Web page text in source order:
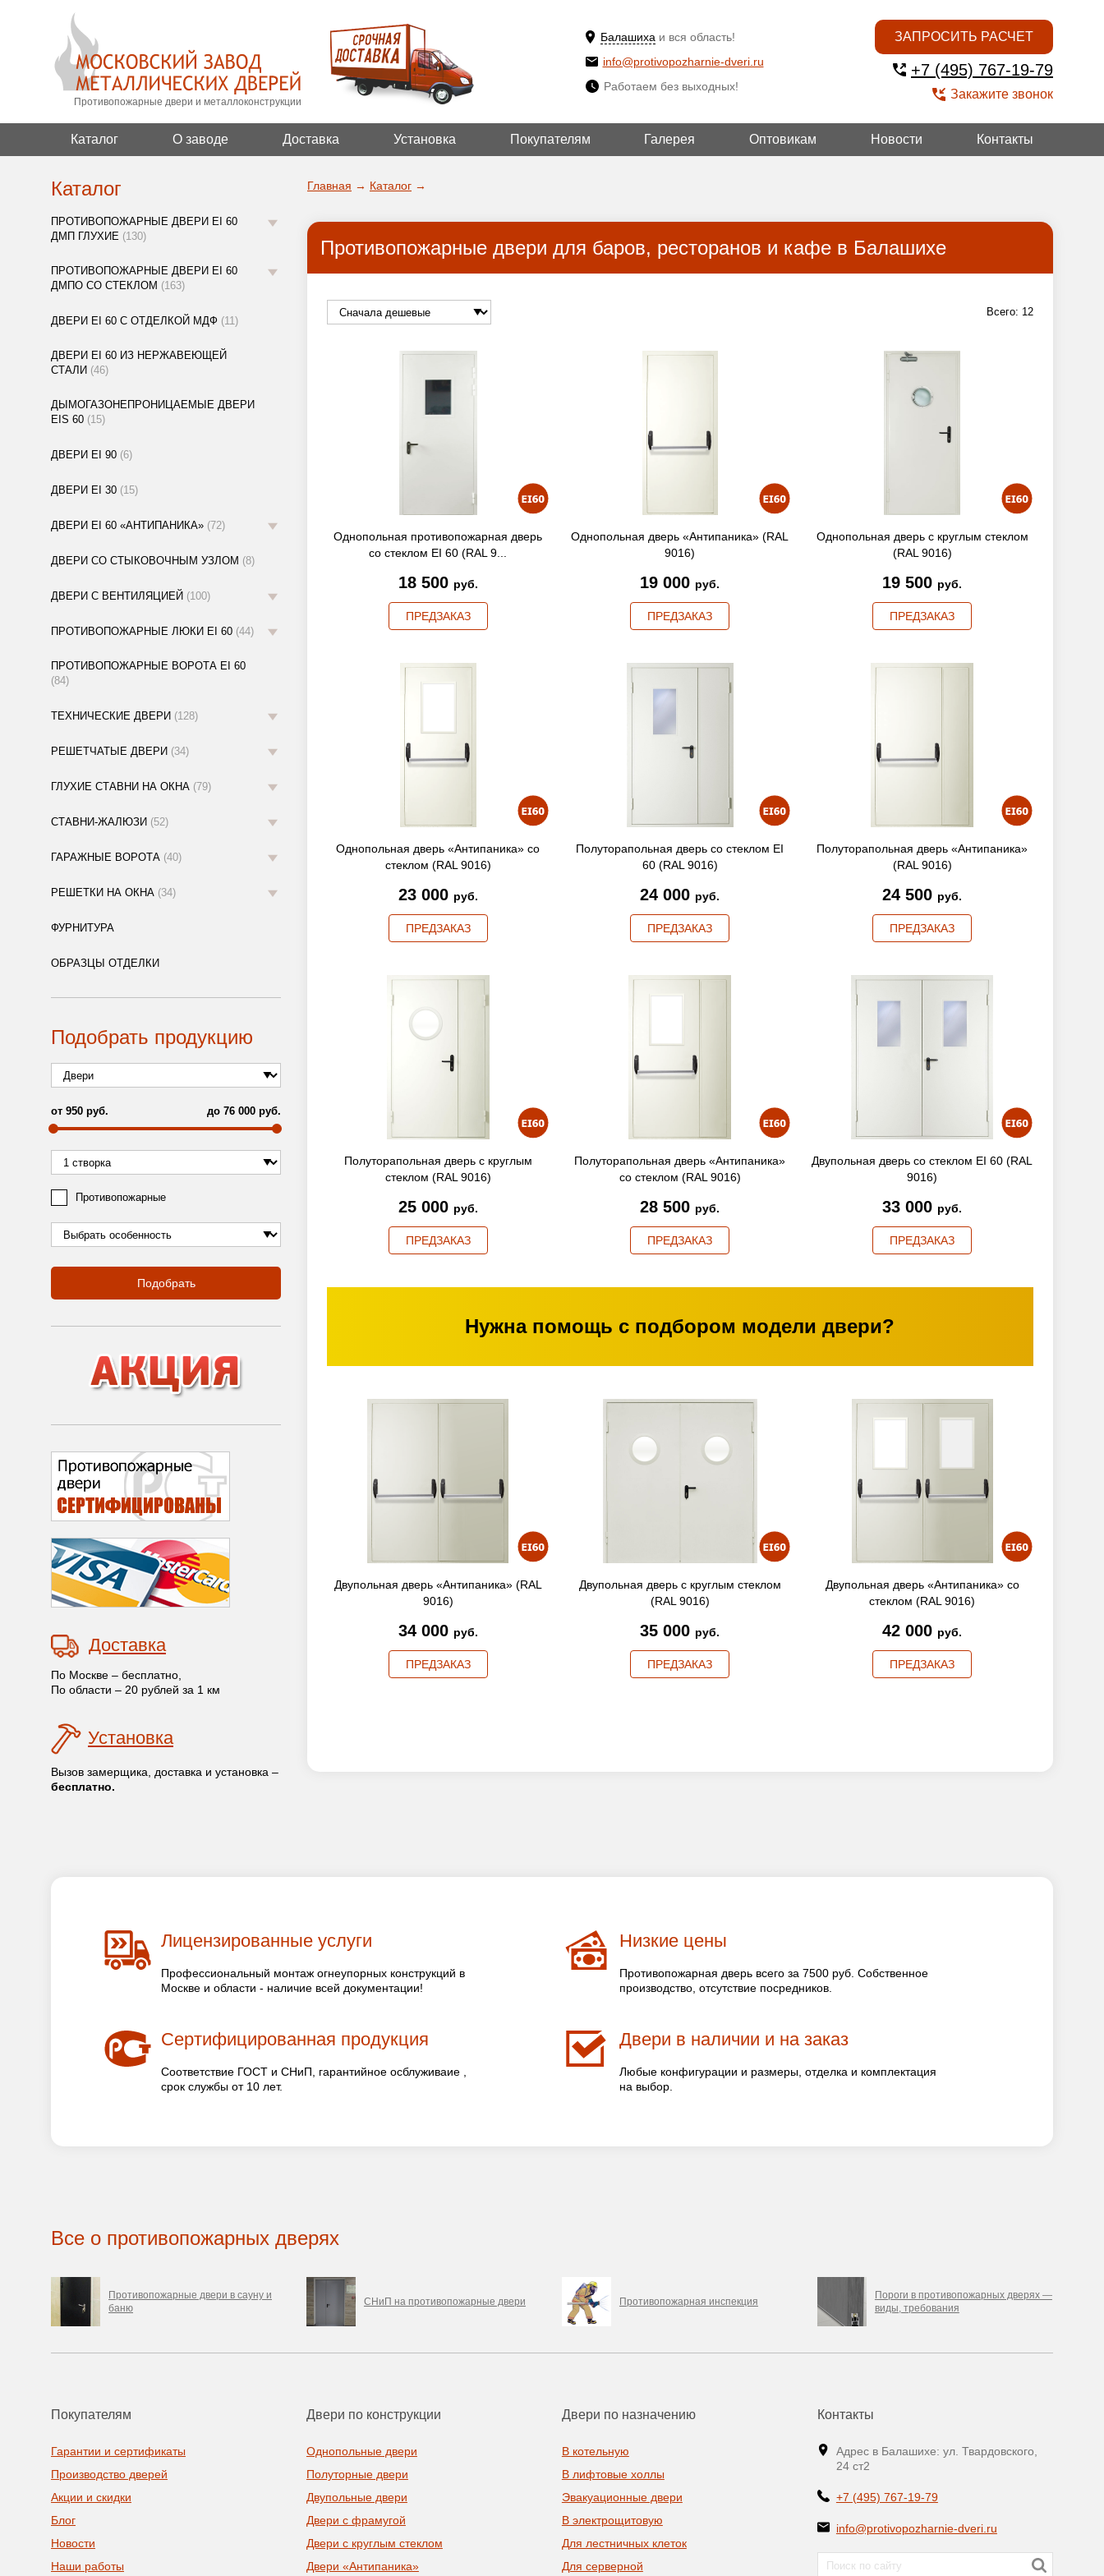
Противопожарные двери и металлоконструкции
Балашиха и вся область!
ДА!
ВЫБРАТЬ ДРУГОЙ
info@protivopozharnie-dveri.ru
Работаем без выходных!
ЗАПРОСИТЬ РАСЧЕТ
+7 (495) 767-19-79
Закажите звонок
Каталог О заводе Доставка Установка Покупателям Галерея Оптовикам Новости Контакты
Каталог
ПРОТИВОПОЖАРНЫЕ ДВЕРИ EI 60
ДМП ГЛУХИЕ (130)
ПРОТИВОПОЖАРНЫЕ ДВЕРИ EI 60
ДМПО СО СТЕКЛОМ (163)
ДВЕРИ EI 60 С ОТДЕЛКОЙ МДФ (11)
ДВЕРИ EI 60 ИЗ НЕРЖАВЕЮЩЕЙ
СТАЛИ (46)
ДЫМОГАЗОНЕПРОНИЦАЕМЫЕ ДВЕРИ
EIS 60 (15)
ДВЕРИ EI 90 (6)
ДВЕРИ EI 30 (15)
ДВЕРИ EI 60 «АНТИПАНИКА» (72)
ДВЕРИ СО СТЫКОВОЧНЫМ УЗЛОМ (8)
ДВЕРИ С ВЕНТИЛЯЦИЕЙ (100)
ПРОТИВОПОЖАРНЫЕ ЛЮКИ EI 60 (44)
ПРОТИВОПОЖАРНЫЕ ВОРОТА EI 60
(84)
ТЕХНИЧЕСКИЕ ДВЕРИ (128)
РЕШЕТЧАТЫЕ ДВЕРИ (34)
ГЛУХИЕ СТАВНИ НА ОКНА (79)
СТАВНИ-ЖАЛЮЗИ (52)
ГАРАЖНЫЕ ВОРОТА (40)
РЕШЕТКИ НА ОКНА (34)
ФУРНИТУРА
ОБРАЗЦЫ ОТДЕЛКИ
Подобрать продукцию
от 950 руб. до 76 000 руб.
Противопожарные
Подобрать
Доставка
По Москве – бесплатно,
По области – 20 рублей за 1 км
Установка
Вызов замерщика, доставка и установка –
бесплатно.
Главная → Каталог →
Противопожарные двери для баров, ресторанов и кафе в Балашихе
Всего: 12
Однопольная противопожарная дверь
со стеклом EI 60 (RAL 9...
18 500 руб.
ПРЕДЗАКАЗ
Однопольная дверь «Антипаника» (RAL
9016)
19 000 руб.
ПРЕДЗАКАЗ
Однопольная дверь c круглым стеклом
(RAL 9016)
19 500 руб.
ПРЕДЗАКАЗ
Однопольная дверь «Антипаника» со
стеклом (RAL 9016)
23 000 руб.
ПРЕДЗАКАЗ
Полуторапольная дверь со стеклом EI
60 (RAL 9016)
24 000 руб.
ПРЕДЗАКАЗ
Полуторапольная дверь «Антипаника»
(RAL 9016)
24 500 руб.
ПРЕДЗАКАЗ
Полуторапольная дверь с круглым
стеклом (RAL 9016)
25 000 руб.
ПРЕДЗАКАЗ
Полуторапольная дверь «Антипаника»
со стеклом (RAL 9016)
28 500 руб.
ПРЕДЗАКАЗ
Двупольная дверь со стеклом EI 60 (RAL
9016)
33 000 руб.
ПРЕДЗАКАЗ
Нужна помощь с подбором модели двери?
Двупольная дверь «Антипаника» (RAL
9016)
34 000 руб.
ПРЕДЗАКАЗ
Двупольная дверь с круглым стеклом
(RAL 9016)
35 000 руб.
ПРЕДЗАКАЗ
Двупольная дверь «Антипаника» со
стеклом (RAL 9016)
42 000 руб.
ПРЕДЗАКАЗ
Лицензированные услуги
Профессиональный монтаж огнеупорных конструкций в
Москве и области - наличие всей документации!
Низкие цены
Противопожарная дверь всего за 7500 руб. Собственное
производство, отсутствие посредников.
Сертифицированная продукция
Соответствие ГОСТ и СНиП, гарантийное осблуживаие ,
срок службы от 10 лет.
Двери в наличии и на заказ
Любые конфигурации и размеры, отделка и комплектация
на выбор.
Все о противопожарных дверях
Противопожарные двери в сауну и
баню
СНиП на противопожарные двери Противопожарная инспекция
Пороги в противопожарных дверях —
виды, требования
Покупателям
Гарантии и сертификаты
Производство дверей
Акции и скидки
Блог
Новости
Наши работы
Двери по конструкции
Однопольные двери
Полуторные двери
Двупольные двери
Двери с фрамугой
Двери с круглым стеклом
Двери «Антипаника»
Двери по назначению
В котельную
В лифтовые холлы
Эвакуационные двери
В электрощитовую
Для лестничных клеток
Для серверной
Контакты
Адрес в Балашихе: ул. Твардовского,
24 ст2
+7 (495) 767-19-79
info@protivopozharnie-dveri.ru